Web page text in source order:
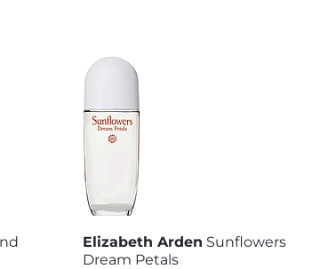
Elizabeth Arden Sunflowers
Dream Petals